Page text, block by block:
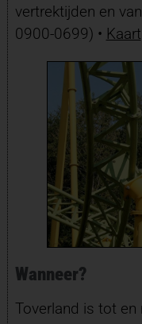
vertrektijden en
0900-0699) • Kaart
Wanneer?
Toverland is tot